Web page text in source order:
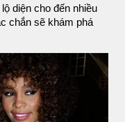
diện cho đến nhiều
chắn sẽ khám phá